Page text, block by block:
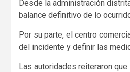
Desde la administración
balance definitivo de lo
Por su parte, el centro
del incidente y definir las
Las autoridades reiteraron